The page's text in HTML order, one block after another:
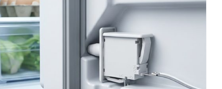
ưu hóa độ tươi ngon và trải nghiệm người dùng:
dụng công tắc siêu nhỏ Toneluck D6 Series
trong điều khiển đèn cửa tủ lạnh